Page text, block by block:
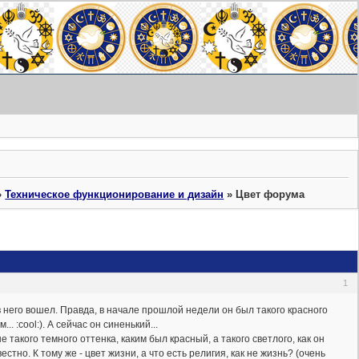
Техническое функционирование и дизайн »Цвет форума
1
вошел. Правда, в начале прошлой недели он был такого красного
:cool:). А сейчас он синенький...
темного оттенка, каким был красный, а такого светлого, как он
К тому же - цвет жизни, а что есть религия, как не жизнь? (очень